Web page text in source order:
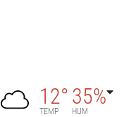
12°
TEMP
35%
HUM